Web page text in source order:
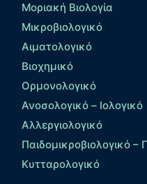
Μοριακή Βιολογία
Μικροβιολογικό
Αιματολογικό
Βιοχημικό
Ορμονολογικό
Ανοσολογικό – Ιολογικό
Αλλεργιολογικό
Παιδομικροβιολογικό –
Κυτταρολογικό